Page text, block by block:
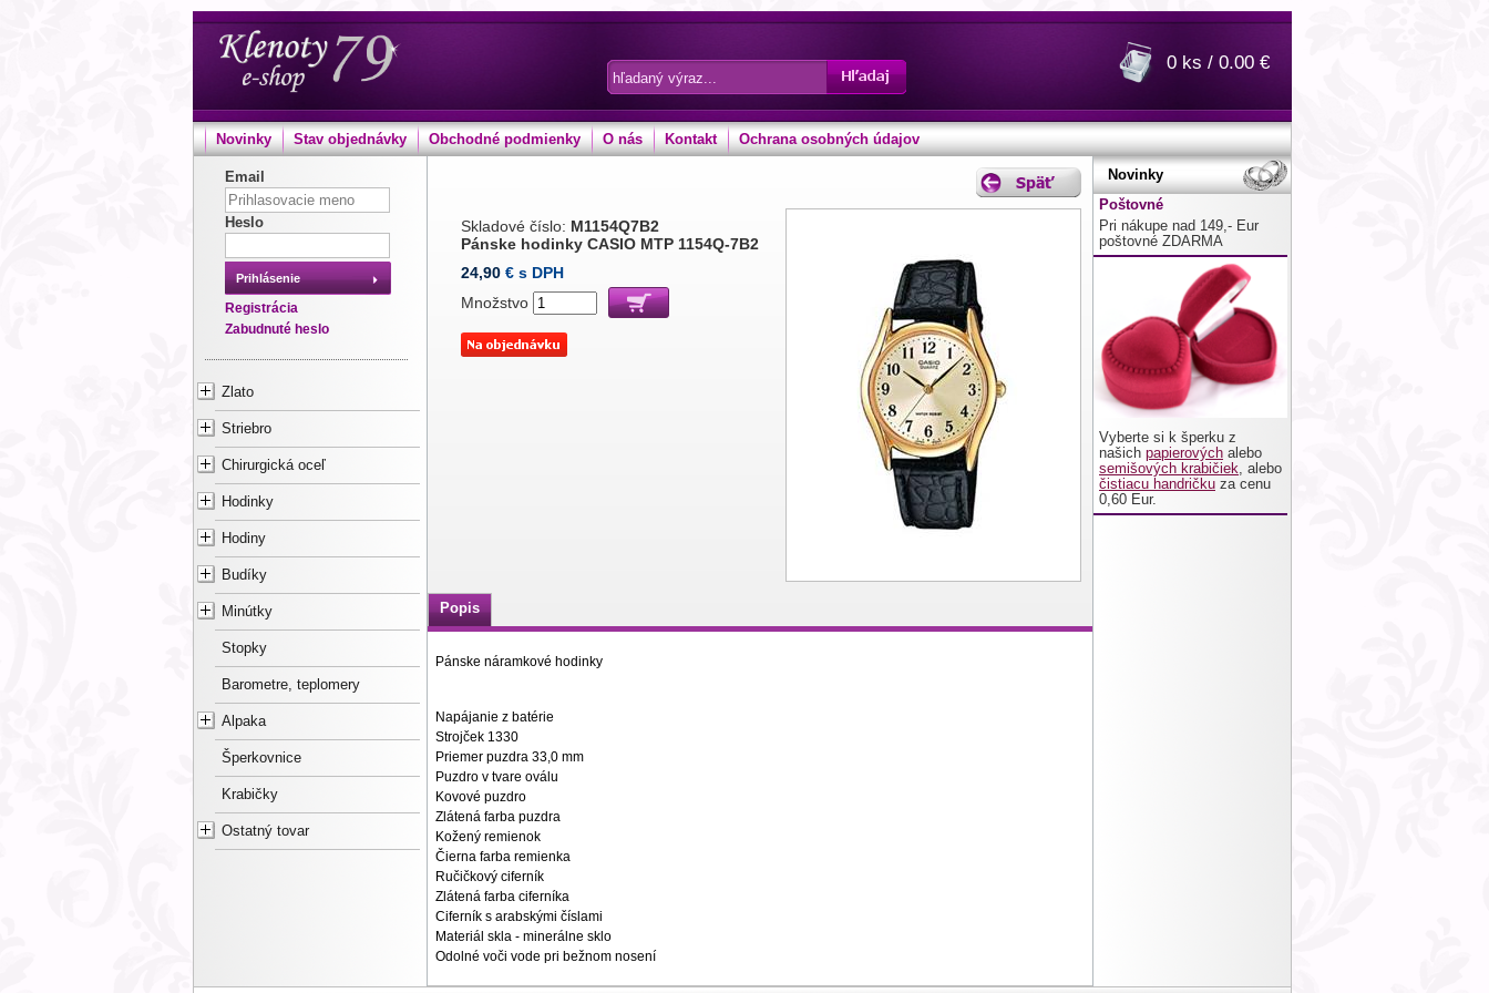
0 ks / 0.00 €
Novinky Stav objednávky Obchodné podmienky O nás Kontakt Ochrana osobných údajov
Email
Heslo
Prihlásenie
Registrácia
Zabudnuté heslo
Zlato
Striebro
Chirurgická oceľ
Hodinky
Hodiny
Budíky
Minútky
Stopky
Barometre, teplomery
Alpaka
Šperkovnice
Krabičky
Ostatný tovar
Skladové číslo: M1154Q7B2
Pánske hodinky CASIO MTP 1154Q-7B2
24,90 € s DPH
Množstvo
Popis
Pánske náramkové hodinky
Napájanie z batérie
Strojček 1330
Priemer puzdra 33,0 mm
Puzdro v tvare oválu
Kovové puzdro
Zlátená farba puzdra
Kožený remienok
Čierna farba remienka
Ručičkový ciferník
Zlátená farba ciferníka
Ciferník s arabskými číslami
Materiál skla - minerálne sklo
Odolné voči vode pri bežnom nosení
Novinky
Poštovné
Pri nákupe nad 149,- Eur
poštovné ZDARMA
Vyberte si k šperku z
našich papierových alebo
semišových krabičiek, alebo
čistiacu handričku za cenu
0,60 Eur.